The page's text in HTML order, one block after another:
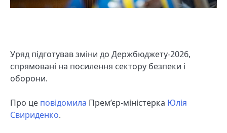
Уряд підготував зміни до Держбюджету-2026,
спрямовані на посилення сектору безпеки і
оборони.
Про це повідомила Прем’єр-міністерка Юлія
Свириденко.